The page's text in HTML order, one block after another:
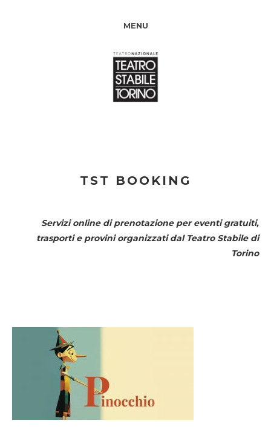
MENU
TST BOOKING
Servizi online di prenotazione per eventi gratuiti,
trasporti e provini organizzati dal Teatro Stabile di
Torino